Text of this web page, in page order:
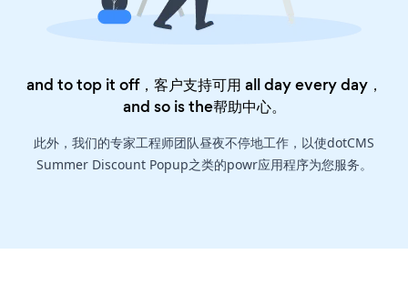
and to top it off，客户支持可用 all day every day，
and so is the帮助中心。
此外，我们的专家工程师团队昼夜不停地工作，以使dotCMS
Summer Discount Popup之类的powr应用程序为您服务。